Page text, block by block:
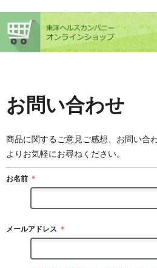
お問い合わせ
商品に関するご意見ご感想、お問い合
よりお気軽にお尋ねください。
お名前 ＊
メールアドレス ＊